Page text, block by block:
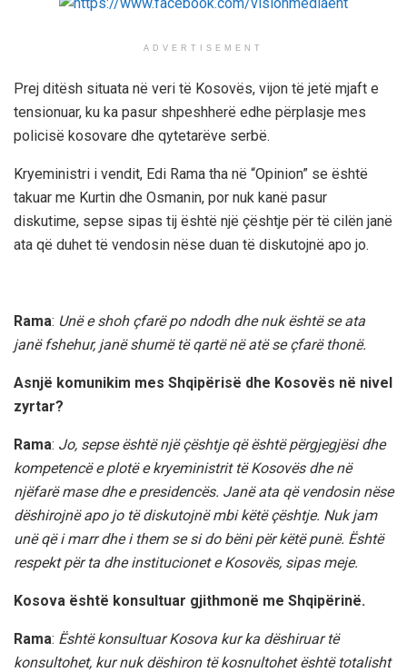
ADVERTISEMENT
Prej ditësh situata në veri të Kosovës, vijon të jetë mjaft e
tensionuar, ku ka pasur shpeshherë edhe përplasje mes
policisë kosovare dhe qytetarëve serbë.
Kryeministri i vendit, Edi Rama tha në “Opinion” se është
takuar me Kurtin dhe Osmanin, por nuk kanë pasur
diskutime, sepse sipas tij është një çështje për të cilën janë
ata që duhet të vendosin nëse duan të diskutojnë apo jo.
Rama: Unë e shoh çfarë po ndodh dhe nuk është se ata
janë fshehur, janë shumë të qartë në atë se çfarë thonë.
Asnjë komunikim mes Shqipërisë dhe Kosovës në nivel
zyrtar?
Rama: Jo, sepse është një çështje që është përgjegjësi dhe
kompetencë e plotë e kryeministrit të Kosovës dhe në
njëfarë mase dhe e presidencës. Janë ata që vendosin nëse
dëshirojnë apo jo të diskutojnë mbi këtë çështje. Nuk jam
unë që i marr dhe i them se si do bëni për këtë punë. Është
respekt për ta dhe institucionet e Kosovës, sipas meje.
Kosova është konsultuar gjithmonë me Shqipërinë.
Rama: Është konsultuar Kosova kur ka dëshiruar të
konsultohet, kur nuk dëshiron të kosnultohet është totalisht